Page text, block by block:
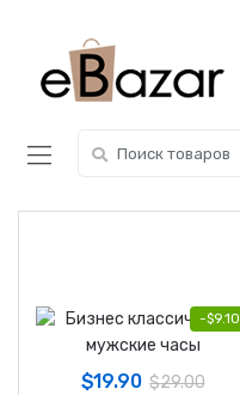
navigation
content
for:
-$9.10
$19.90 $29.00